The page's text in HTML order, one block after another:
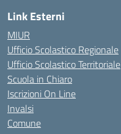
Link Esterni
MIUR
Ufficio Scolastico Regionale
Ufficio Scolastico Territoriale
Scuola in Chiaro
Iscrizioni On Line
Invalsi
Comune